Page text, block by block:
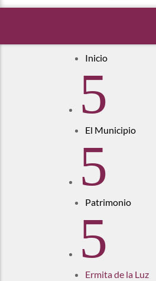
Inicio
5
El Municipio
5
Patrimonio
5
Ermita de la Luz